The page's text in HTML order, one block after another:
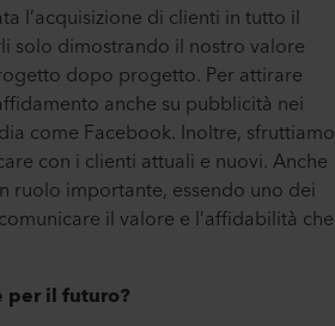
l’acquisizione di clienti in tutto il
solo dimostrando il nostro valore
dopo progetto. Per attirare
anche su pubblicità nei
come Facebook. Inoltre, sfruttiamo
con i clienti attuali e nuovi. Anche
ruolo importante, essendo uno dei
il valore e l’affidabilità che
per il futuro?